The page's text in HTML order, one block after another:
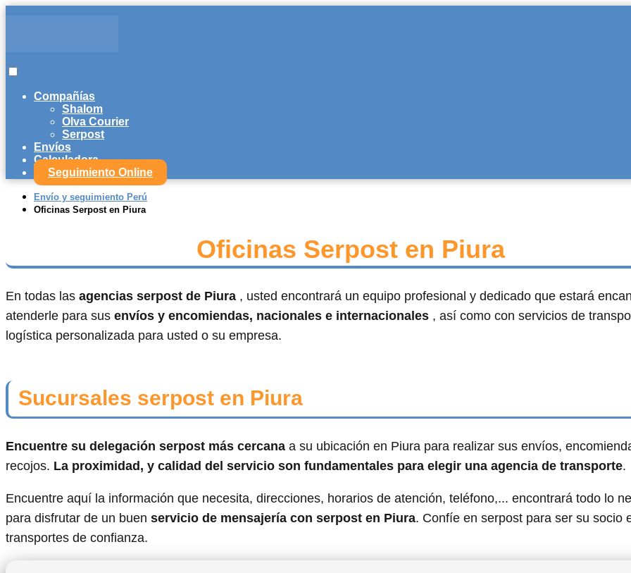
Compañías
Shalom
Olva Courier
Serpost
Envíos
Calculadora
Seguimiento Online
Envío y seguimiento Perú
Oficinas Serpost en Piura
Oficinas Serpost en Piura
En todas las agencias serpost de Piura , usted encontrará un equipo profesional y dedicado que estará
atenderle para sus envíos y encomiendas, nacionales e internacionales , así como con servicios de
logística personalizada para usted o su empresa.
Sucursales serpost en Piura
Encuentre su delegación serpost más cercana a su ubicación en Piura para realizar sus envíos,
recojos. La proximidad, y calidad del servicio son fundamentales para elegir una agencia de transporte.
Encuentre aquí la información que necesita, direcciones, horarios de atención, teléfono,... encontrará todo lo
para disfrutar de un buen servicio de mensajería con serpost en Piura. Confíe en serpost para ser su socio
transportes de confianza.